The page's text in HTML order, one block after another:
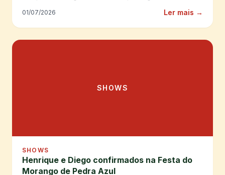
01/07/2026 Ler mais →
SHOWS
SHOWS
Henrique e Diego confirmados na Festa do
Morango de Pedra Azul